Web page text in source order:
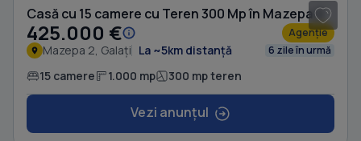
Casă cu 15 camere cu Teren 300 Mp în Mazepa 2
425.000 € Agenție
Mazepa 2, Galați La ~5km distanță 6 zile în urmă
15 camere 1.000 mp 300 mp teren
Vezi anunțul